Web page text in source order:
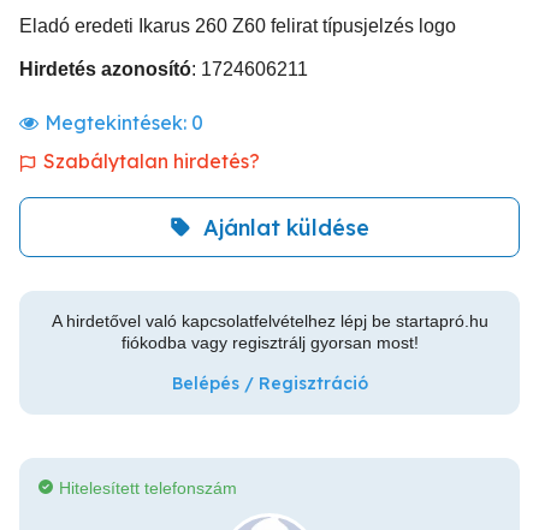
Eladó eredeti Ikarus 260 Z60 felirat típusjelzés logo
Hirdetés azonosító: 1724606211
Megtekintések: 0
Szabálytalan hirdetés?
Ajánlat küldése
A hirdetővel való kapcsolatfelvételhez lépj be startapró.hu
fiókodba vagy regisztrálj gyorsan most!
Belépés / Regisztráció
Hitelesített telefonszám